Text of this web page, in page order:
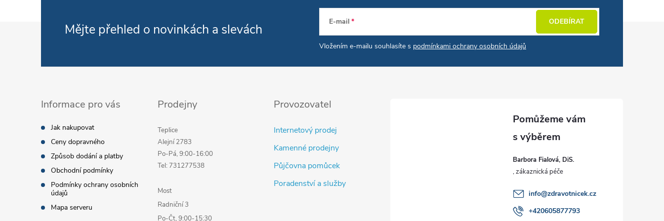
Mějte přehled o novinkách a slevách E-mail
Vložením e-mailu souhlasíte s podmínkami ochrany osobních údajů
ODEBÍRAT
Informace pro vás
Jak nakupovat
Ceny dopravného
Způsob dodání a platby
Obchodní podmínky
Podmínky ochrany osobních
údajů
Mapa serveru
Prodejny
Teplice
Alejní 2783
Po-Pá, 9:00-16:00
Tel: 731277538
Most
Radniční 3
Po-Čt, 9:00-15:30
Provozovatel
Internetový prodej
Kamenné prodejny
Půjčovna pomůcek
Poradenství a služby
Barbora Fialová, DiS.
info@zdravotnicek.cz
+420605877793